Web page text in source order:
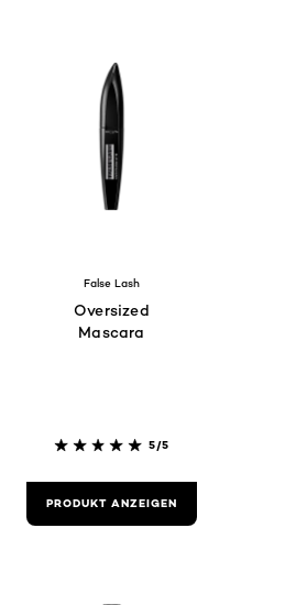
False Lash
Oversized
Mascara
5/5
PRODUKT ANZEIGEN